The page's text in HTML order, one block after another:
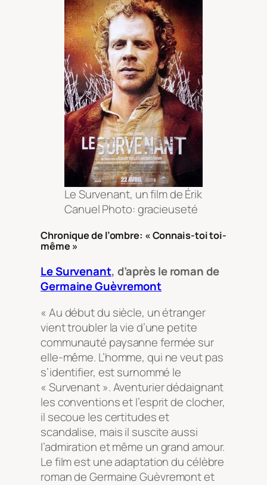
Le Survenant, un film de Érik
Canuel Photo: gracieuseté
Chronique de l’ombre: « Connais-toi toi-
même »
Le Survenant, d’après le roman de
Germaine Guèvremont
« Au début du siècle, un étranger
vient troubler la vie d’une petite
communauté paysanne fermée sur
elle-même. L’homme, qui ne veut pas
s’identifier, est surnommé le
« Survenant ». Aventurier dédaignant
les conventions et l’esprit de clocher,
il secoue les certitudes et
scandalise, mais il suscite aussi
l’admiration et même un grand amour.
Le film est une adaptation du célèbre
roman de Germaine Guèvremont et